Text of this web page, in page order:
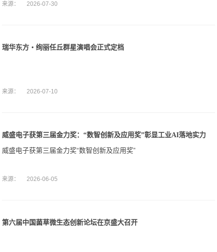
来源： 2026-07-30
瑞华东方・绚丽任丘群星演唱会正式定档
来源： 2026-07-10
威盛电子获第三届金力奖：“数智创新及应用奖”彰显工业AI落地实力
威盛电子获第三届金力奖“数智创新及应用奖”
来源： 2026-06-05
第六届中国菌草微生态创新论坛在京盛大召开